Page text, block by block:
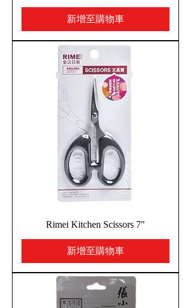
新增至購物車
Rimei Kitchen Scissors 7"
新增至購物車